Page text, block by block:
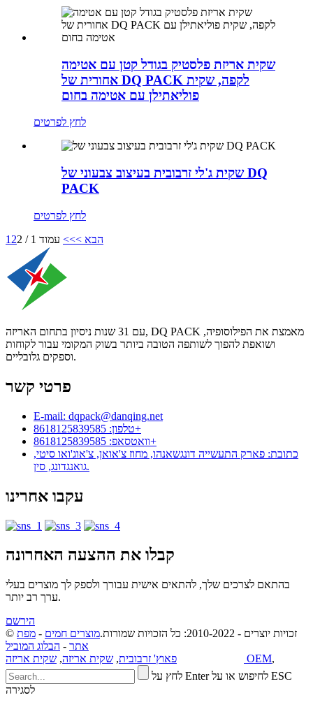
שקית אריזת פלסטיק בגודל קטן עם אטימה
אחורית של DQ PACK לקפה, שקית
פוליאתילן עם אטימה בחום
לחץ לפרטים
שקית ג'לי זרבובית בעיצוב צבעוני של DQ
PACK
לחץ לפרטים
1 2 הבא >>> עמוד 1 / 2
עם 31 שנות ניסיון בתחום האריזה, DQ PACK מאמצת את הפילוסופיה,
ושואפת להפוך לשותפה הטובה ביותר בשוק המקומי עבור לקוחות
וספקים גלובליים.
פרטי קשר
E-mail: dqpack@danqing.net
טלפון: 8618125839585+
וואטסאפ: 8618125839585+
כתובת: פארק התעשייה דונגשאנהו, מחוז צ'אואן, צ'אוג'ואו סיטי,
גואנגדונג, סין.
עקבו אחרינו
קבלו את ההצעה האחרונה
בהתאם לצרכים שלך, להתאים אישית עבורך ולספק לך מוצרים בעלי
ערך רב יותר.
הירשם
© זכויות יוצרים - 2010-2022: כל הזכויות שמורות.
מוצרים חמים - מפת
אתר - הבלוג המוביל
פאוץ' זרבובית, שקית אריזה, שקית אריזה OEM,
לחץ על Enter לחיפוש או על ESC
לסגירה